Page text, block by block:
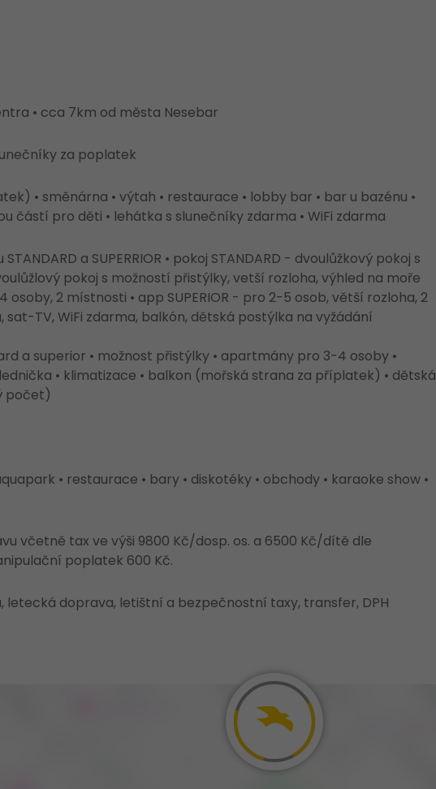
• cca 7km od města Nesebar
za poplatek
• směnárna • výtah • restaurace • lobby bar • bar u bazénu •
částí pro děti • lehátka s slunečníky zdarma • WiFi zdarma
a SUPERRIOR • pokoj STANDARD - dvoulůžkový pokoj s
pokoj s možností přistýlky, vetší rozloha, výhled na moře
2 místnosti • app SUPERIOR - pro 2-5 osob, větší rozloha, 2
sat-TV, WiFi zdarma, balkón, dětská postýlka na vyžádání
a superior • možnost přistýlky • apartmány pro 3-4 osoby •
• klimatizace • balkon (mořská strana za příplatek) • dětská
počet)
• restaurace • bary • diskotéky • obchody • karaoke show •
včetně tax ve výši 9800 Kč/dosp. os. a 6500 Kč/dítě dle
poplatek 600 Kč.
letecká doprava, letištní a bezpečnostní taxy, transfer, DPH